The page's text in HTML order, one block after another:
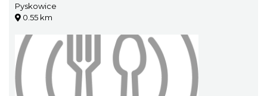
Pyskowice
0.55 km